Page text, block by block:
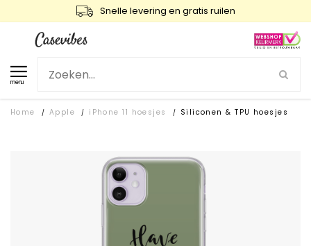
Snelle levering en gratis ruilen
menu
Home / Apple / iPhone 11 hoesjes / Siliconen & TPU hoesjes